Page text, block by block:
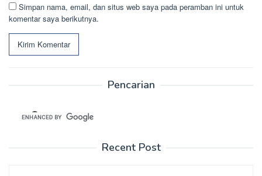
Simpan nama, email, dan situs web saya pada peramban ini untuk
komentar saya berikutnya.
Pencarian
Recent Post